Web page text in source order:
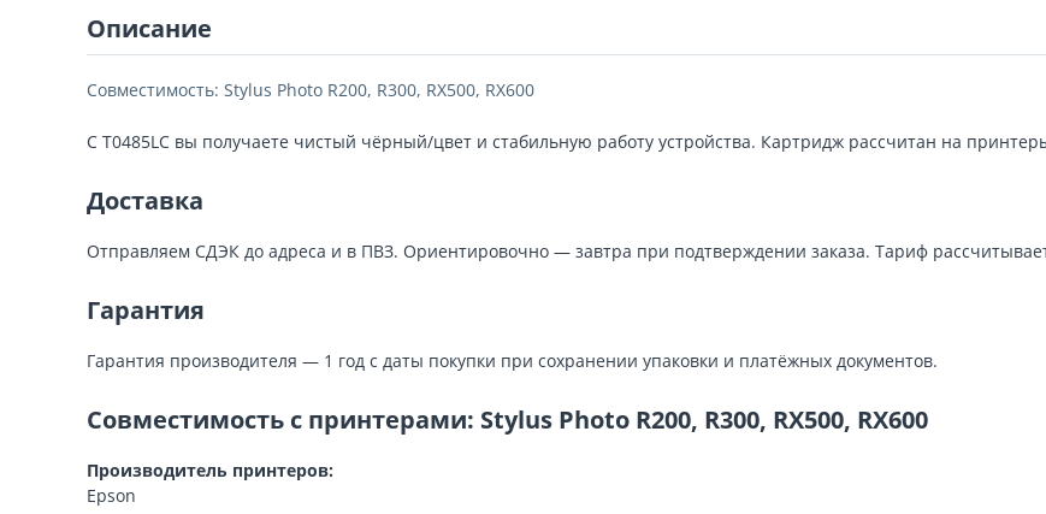
Описание
Совместимость: Stylus Photo R200, R300, RX500, RX600
С T0485LC вы получаете чистый чёрный/цвет и стабильную работу устройства. Картридж рассчитан на
Доставка
Отправляем СДЭК до адреса и в ПВЗ. Ориентировочно — завтра при подтверждении заказа. Тариф
Гарантия
Гарантия производителя — 1 год с даты покупки при сохранении упаковки и платёжных документов.
Совместимость с принтерами: Stylus Photo R200, R300, RX500, RX600
Производитель принтеров:
Epson